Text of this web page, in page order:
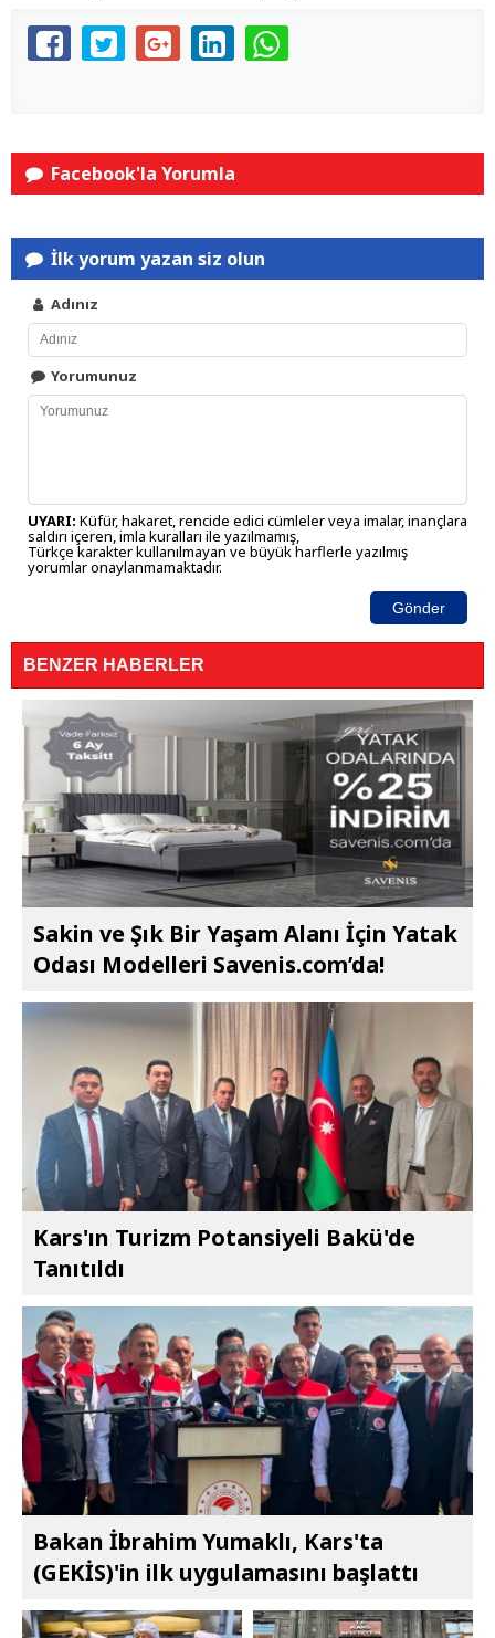
Facebook'la Yorumla
İlk yorum yazan siz olun
Adınız
Yorumunuz
UYARI: Küfür, hakaret, rencide edici cümleler veya imalar, inançlara
saldırı içeren, imla kuralları ile yazılmamış,
Türkçe karakter kullanılmayan ve büyük harflerle yazılmış
yorumlar onaylanmamaktadır.
Gönder
BENZER HABERLER
Sakin ve Şık Bir Yaşam Alanı İçin Yatak
Odası Modelleri Savenis.com’da!
Kars'ın Turizm Potansiyeli Bakü'de
Tanıtıldı
Bakan İbrahim Yumaklı, Kars'ta
(GEKİS)'in ilk uygulamasını başlattı